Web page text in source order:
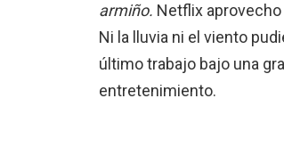
armiño. Netflix aprovecho
Ni la lluvia ni el viento
último trabajo bajo una
entretenimiento.